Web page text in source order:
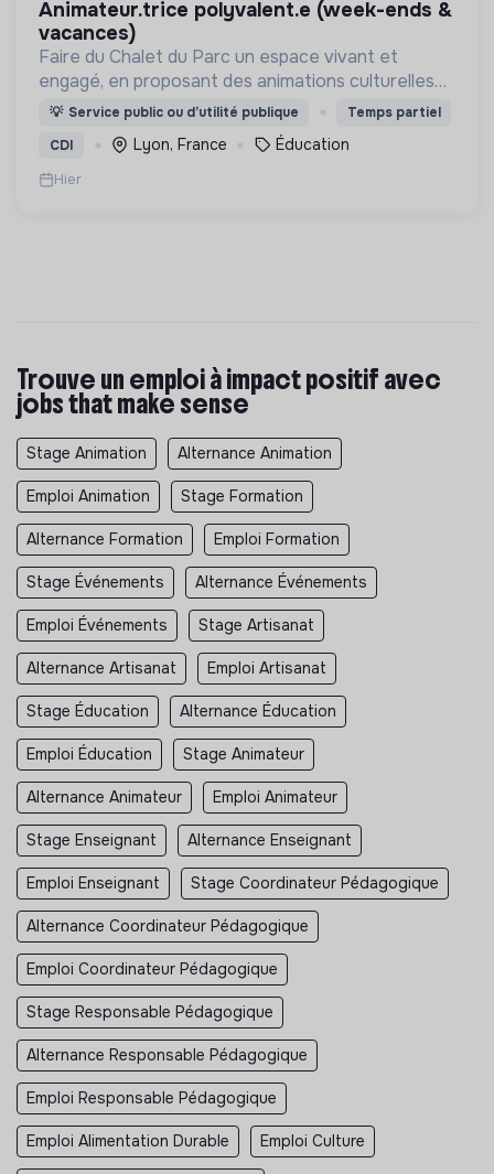
animateur.trice polyvalent.e (week-ends &
vacances)
Faire du Chalet du Parc un espace vivant et
engagé, en proposant des animations culturelles
et pédagogiques (ateliers, expos, jeux) pour vivre
une expérience accessible et inspirante.
💡 Service public ou d’utilité publique
Temps partiel
CDI
Lyon, France Éducation
Hier
Trouve un emploi à impact positif avec
jobs that make sense
Stage Animation Alternance Animation
Emploi Animation Stage Formation
Alternance Formation Emploi Formation
Stage Événements Alternance Événements
Emploi Événements Stage Artisanat
Alternance Artisanat Emploi Artisanat
Stage Éducation Alternance Éducation
Emploi Éducation Stage Animateur
Alternance Animateur Emploi Animateur
Stage Enseignant Alternance Enseignant
Emploi Enseignant Stage Coordinateur Pédagogique
Alternance Coordinateur Pédagogique
Emploi Coordinateur Pédagogique
Stage Responsable Pédagogique
Alternance Responsable Pédagogique
Emploi Responsable Pédagogique
Emploi Alimentation Durable Emploi Culture